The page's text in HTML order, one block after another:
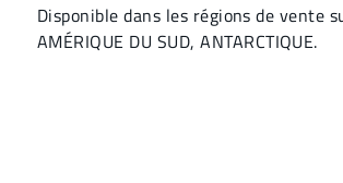
Disponible dans les régions de vente
AMÉRIQUE DU SUD, ANTARCTIQUE.